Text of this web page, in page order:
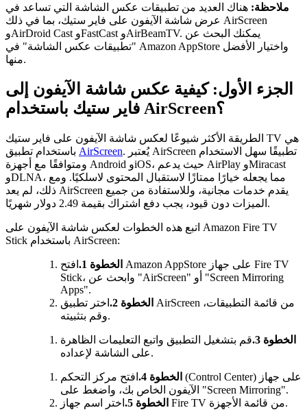
ملاحظة: هناك العديد من تطبيقات عكس الشاشة التي تساعد في
عرض شاشة الآيفون على فاير ستيك، بما في ذلك AirScreen
وAirDroid Cast وFastCast وAirBeamTV. يمكنك البحث عن
"تطبيقات عكس الشاشة" في Amazon AppStore واختيار الأفضل
منها.
الجزء الأول: كيفية عكس شاشة الآيفون إلى
فاير ستيك باستخدام AirScreen؟
الطريقة الأكثر شيوعًا لعكس شاشة الآيفون على فاير ستيك TV هي
AirScreen. يُعتبر AirScreen تطبيقًا سهل الاستخدام
ومتوافقًا مع أجهزة Android وiOS، حيث يدعم AirPlay وMiracast
وDLNA، مما يجعله خيارًا ممتازًا لاستقبال المحتوى لاسلكيًا. ومع
ذلك، لم يعد AirScreen يقدم خدمات مجانية، وللاستفادة من جميع
الميزات دون قيود، يجب دفع اشتراك بقيمة 2.49 دولار شهريًا.
اتبع هذه الخطوات لعكس شاشة الآيفون على Amazon Fire TV
Stick باستخدام AirScreen:
الخطوة 1.
افتح Amazon AppStore على جهاز Fire TV
Stick، وابحث عن "AirScreen" أو "Screen Mirroring
Apps".
الخطوة 2.
اختر تطبيق AirScreen من قائمة التطبيقات،
وقم بتثبيته.
الخطوة 3.
قم بتشغيل التطبيق واتبع التعليمات الظاهرة
على الشاشة لإعداده.
الخطوة 4.
افتح مركز التحكم (Control Center) على جهاز
الآيفون الخاص بك، واضغط على "Screen Mirroring".
الخطوة 5.
اختر اسم جهاز Fire TV من قائمة الأجهزة.